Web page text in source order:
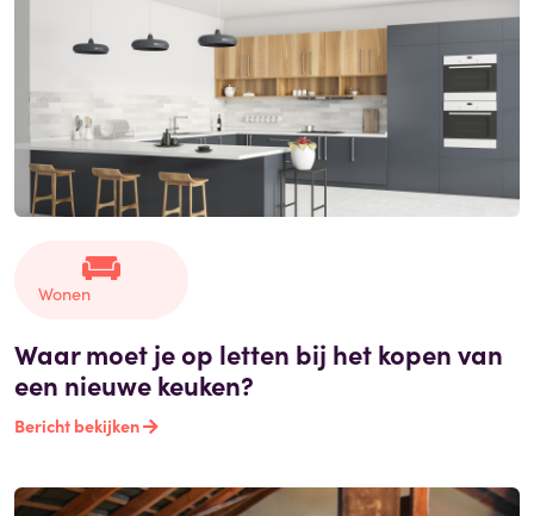
Wonen
Waar moet je op letten bij het kopen van
een nieuwe keuken?
Bericht bekijken